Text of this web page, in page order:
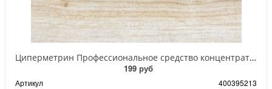
Циперметрин Профессиональное средство концентрат эмульсии 25% для уничтожения тараканов, мух,комаров, блох, клопов, муравьев, ос 50 мл
199 руб
Артикул
400395213